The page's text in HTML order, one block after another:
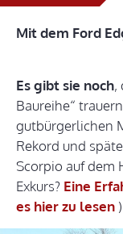
Mit dem Ford
Es gibt sie noch,
Baureihe“
gutbürgerlichen
Rekord und
Scorpio auf dem
Exkurs? Eine
es hier zu lesen